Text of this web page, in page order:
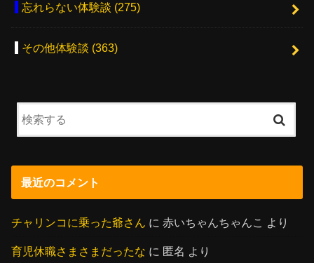
忘れらない体験談 (275)
その他体験談 (363)
最近のコメント
チャリンコに乗った爺さん に赤いちゃんちゃんこ より
育児休職さまさまだったな に 匿名 より